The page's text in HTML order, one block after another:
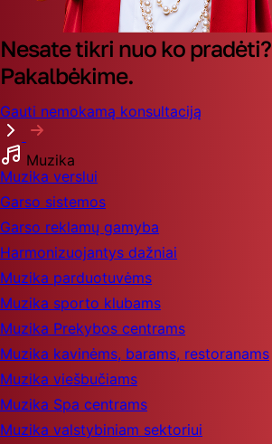
Nesate tikri nuo ko pradėti?
Pakalbėkime.
Gauti nemokamą konsultaciją
Muzika
Muzika verslui
Garso sistemos
Garso reklamų gamyba
Harmonizuojantys dažniai
Muzika parduotuvėms
Muzika sporto klubams
Muzika Prekybos centrams
Muzika kavinėms, barams, restoranams
Muzika viešbučiams
Muzika Spa centrams
Muzika valstybiniam sektoriui